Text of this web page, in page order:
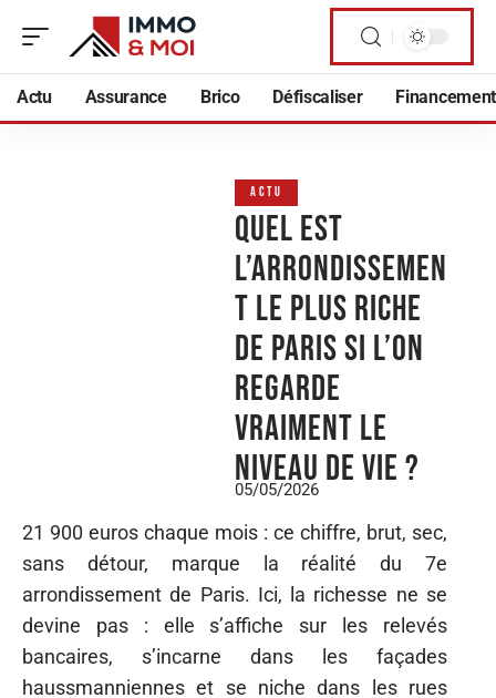
Actu Assurance Brico Défiscaliser Financement
ACTU
Quel est
l’arrondissemen
t le plus riche
de Paris si l’on
regarde
vraiment le
niveau de vie ?
05/05/2026
21 900 euros chaque mois : ce chiffre, brut, sec,
sans détour, marque la réalité du 7e
arrondissement de Paris. Ici, la richesse ne se
devine pas : elle s’affiche sur les relevés
bancaires, s’incarne dans les façades
haussmanniennes et se niche dans les rues